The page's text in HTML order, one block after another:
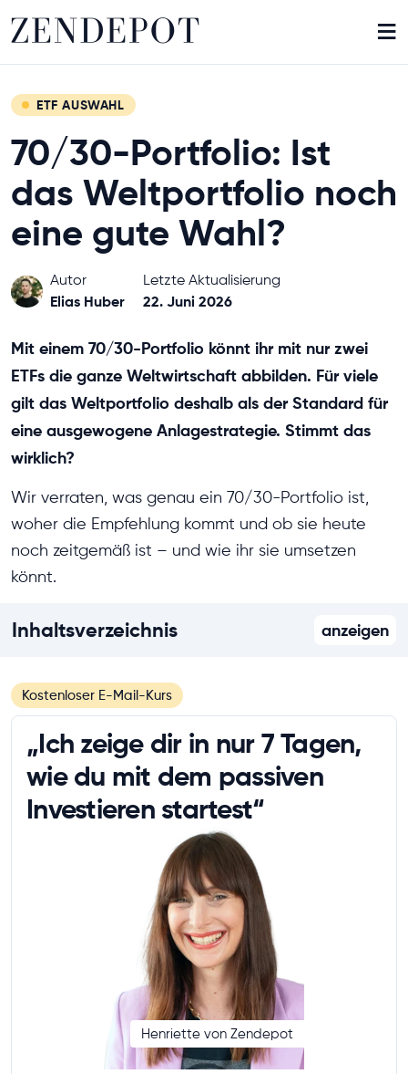
≡
ETF AUSWAHL
70/30-Portfolio: Ist
das Weltportfolio noch
eine gute Wahl?
Autor
Elias Huber
Letzte Aktualisierung
22. Juni 2026
Mit einem 70/30-Portfolio könnt ihr mit nur zwei
ETFs die ganze Weltwirtschaft abbilden. Für viele
gilt das Weltportfolio deshalb als der Standard für
eine ausgewogene Anlagestrategie. Stimmt das
wirklich?
Wir verraten, was genau ein 70/30-Portfolio ist,
woher die Empfehlung kommt und ob sie heute
noch zeitgemäß ist – und wie ihr sie umsetzen
könnt.
Inhaltsverzeichnis anzeigen
Kostenloser E-Mail-Kurs
„Ich zeige dir in nur 7 Tagen,
wie du mit dem passiven
Investieren startest“
Henriette von Zendepot